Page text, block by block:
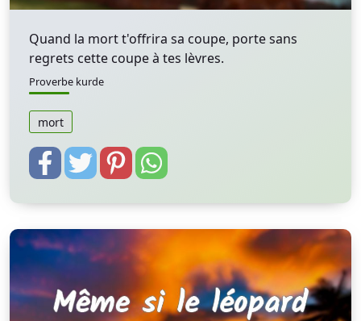
Quand la mort t'offrira sa coupe, porte sans
regrets cette coupe à tes lèvres.
Proverbe kurde
mort